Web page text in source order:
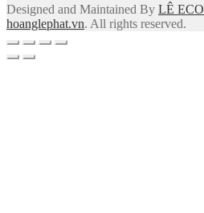
Designed and Maintained By LÊ ECO
hoanglephat.vn. All rights reserved.